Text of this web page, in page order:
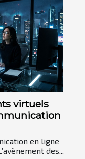
virtuels
en ligne
des...